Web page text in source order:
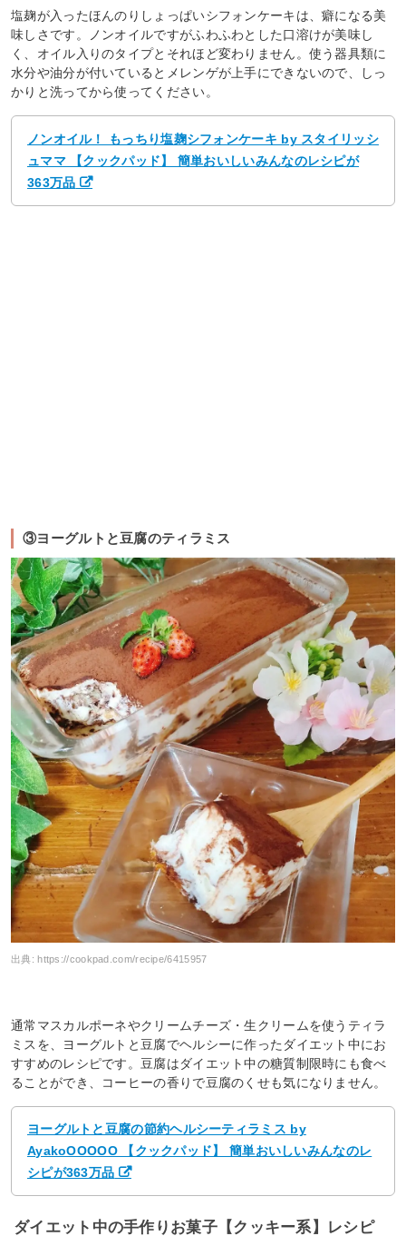
塩麹が入ったほんのりしょっぱいシフォンケーキは、癖になる美
味しさです。ノンオイルですがふわふわとした口溶けが美味し
く、オイル入りのタイプとそれほど変わりません。使う器具類に
水分や油分が付いているとメレンゲが上手にできないので、しっ
かりと洗ってから使ってください。
ノンオイル！ もっちり塩麹シフォンケーキ by スタイリッシ
ュママ 【クックパッド】 簡単おいしいみんなのレシピが
363万品
③ヨーグルトと豆腐のティラミス
出典:https://cookpad.com/recipe/6415957
通常マスカルポーネやクリームチーズ・生クリームを使うティラ
ミスを、ヨーグルトと豆腐でヘルシーに作ったダイエット中にお
すすめのレシピです。豆腐はダイエット中の糖質制限時にも食べ
ることができ、コーヒーの香りで豆腐のくせも気になりません。
ヨーグルトと豆腐の節約ヘルシーティラミス by
AyakoOOOOO 【クックパッド】 簡単おいしいみんなのレ
シピが363万品
ダイエット中の手作りお菓子【クッキー系】レシピ